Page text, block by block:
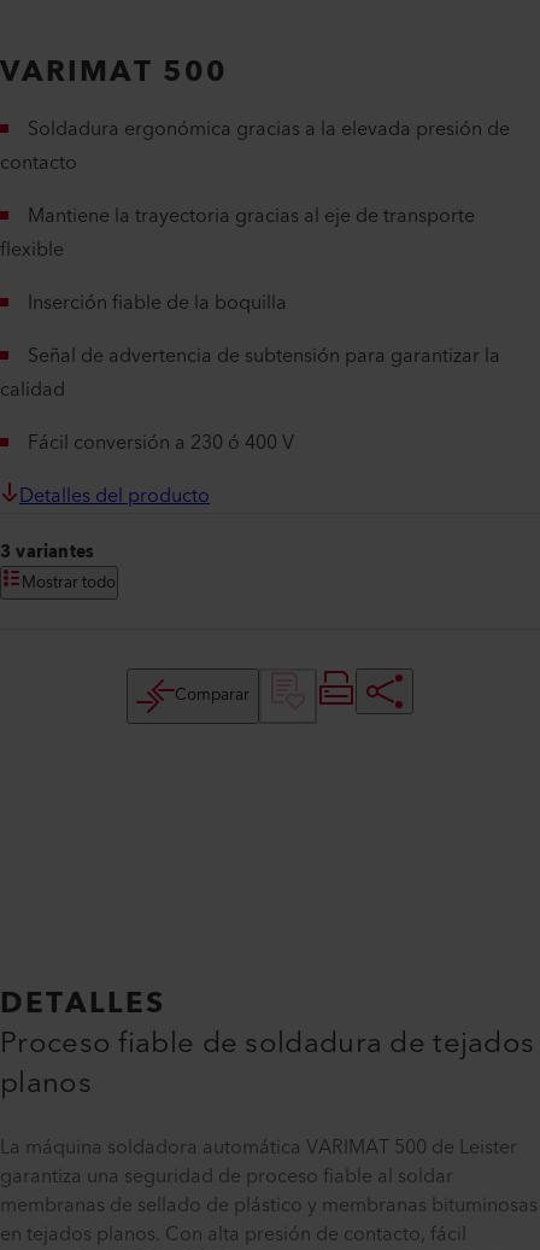
VARIMAT 500
Soldadura ergonómica gracias a la elevada presión de
contacto
Mantiene la trayectoria gracias al eje de transporte
flexible
Inserción fiable de la boquilla
Señal de advertencia de subtensión para garantizar la
calidad
Fácil conversión a 230 ó 400 V
Detalles del producto
3 variantes
Mostrar todo
Comparar
DETALLES
Proceso fiable de soldadura de tejados
planos
La máquina soldadora automática VARIMAT 500 de Leister
garantiza una seguridad de proceso fiable al soldar
membranas de sellado de plástico y membranas bituminosas
en tejados planos. Con alta presión de contacto, fácil